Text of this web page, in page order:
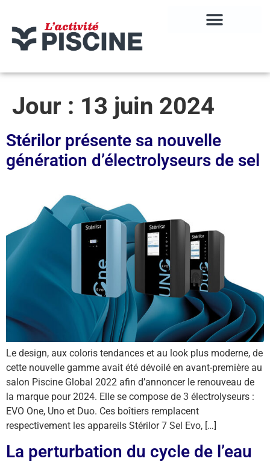
Jour : 13 juin 2024
Stérilor présente sa nouvelle
génération d’électrolyseurs de sel
Le design, aux coloris tendances et au look plus moderne, de
cette nouvelle gamme avait été dévoilé en avant-première au
salon Piscine Global 2022 afin d’annoncer le renouveau de
la marque pour 2024. Elle se compose de 3 électrolyseurs :
EVO One, Uno et Duo. Ces boîtiers remplacent
respectivement les appareils Stérilor 7 Sel Evo, […]
La perturbation du cycle de l’eau